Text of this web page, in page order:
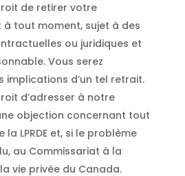
de retirer votre
à tout moment, sujet à des
ou juridiques et
Vous serez
implications d’un tel retrait.
d’adresser à notre
objection concernant tout
LPRDE et, si le problème
au Commissariat à la
vie privée du Canada.